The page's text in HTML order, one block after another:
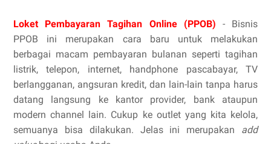
Loket Pembayaran Tagihan Online (PPOB) - Bisnis
PPOB ini merupakan cara baru untuk melakukan
berbagai macam pembayaran bulanan seperti tagihan
listrik, telepon, internet, handphone pascabayar, TV
berlangganan, angsuran kredit, dan lain-lain tanpa harus
datang langsung ke kantor provider, bank ataupun
modern channel lain. Cukup ke outlet yang kita kelola,
semuanya bisa dilakukan. Jelas ini merupakan add